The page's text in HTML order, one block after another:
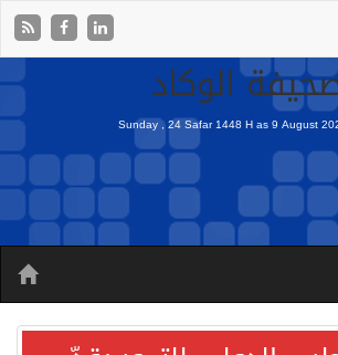
الوكاد
Sunday , 24 Safar 1448 H as9 August